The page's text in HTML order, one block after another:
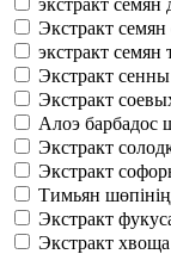
экстракт
Экстракт
экстракт семян
Экстракт
Экстракт
Алоэ
Экстракт
Экстракт
Тимьян
Экстракт
Экстракт